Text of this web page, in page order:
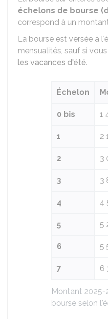
échelons de bourse
correspond à un
La bourse est versée à
mensualités, sauf si vous
les vacances d'été.
Montant 2025-
bourse selon
Échelon
0 bis 1
1 2
2 3
3 3
4 4
5 5
6 5
7 6